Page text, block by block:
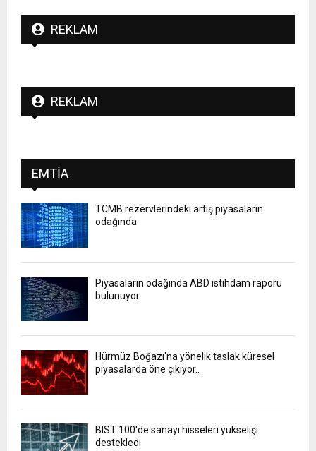
REKLAM
REKLAM
EMTIA
TCMB rezervlerindeki artış piyasaların
odağında
Piyasaların odağında ABD istihdam raporu
bulunuyor
Hürmüz Boğazı'na yönelik taslak küresel
piyasalarda öne çıkıyor..
BIST 100'de sanayi hisseleri yükselişi
destekledi